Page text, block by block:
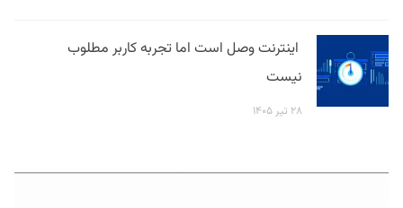
اینترنت وصل است اما تجربه کاربر مطلوب
نیست
۲۸ تیر ۱۴۰۵